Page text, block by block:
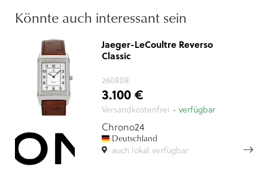
Könnte auch interessant sein
Jaeger-LeCoultre Reverso
Classic
260808
3.100 €
Versandkostenfrei - verfügbar
Chrono24
Deutschland
auch lokal verfügbar